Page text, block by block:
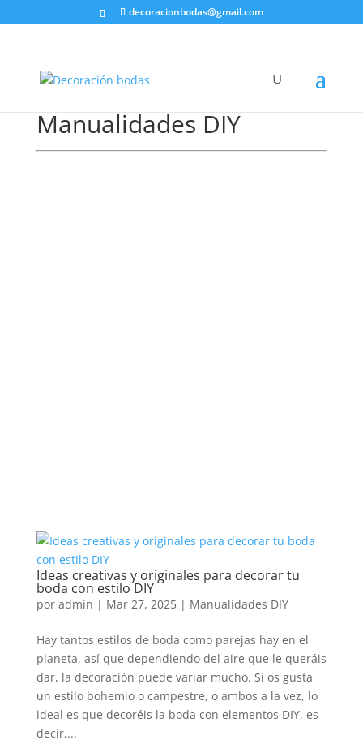
decoracionbodas@gmail.com
Manualidades DIY
Ideas creativas y originales para decorar tu
boda con estilo DIY
por admin | Mar 27, 2025| Manualidades DIY
Hay tantos estilos de boda como parejas hay en el
planeta, así que dependiendo del aire que le queráis
dar, la decoración puede variar mucho. Si os gusta
un estilo bohemio o campestre, o ambos a la vez, lo
ideal es que decoréis la boda con elementos DIY, es
decir,...